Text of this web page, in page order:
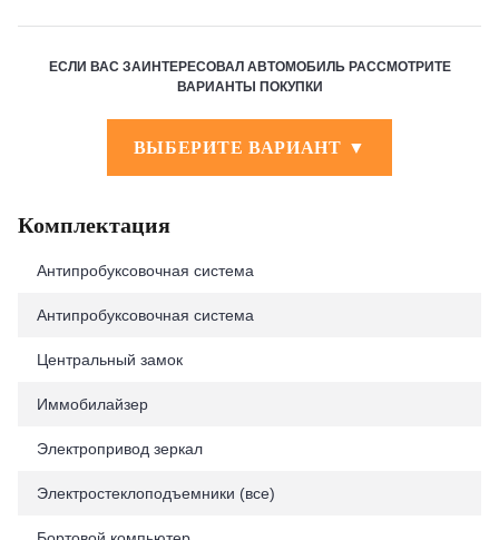
ЕСЛИ ВАС ЗАИНТЕРЕСОВАЛ АВТОМОБИЛЬ РАССМОТРИТЕ
ВАРИАНТЫ ПОКУПКИ
ВЫБЕРИТЕ ВАРИАНТ ▼
Комплектация
Антипробуксовочная система
Антипробуксовочная система
Центральный замок
Иммобилайзер
Электропривод зеркал
Электростеклоподъемники (все)